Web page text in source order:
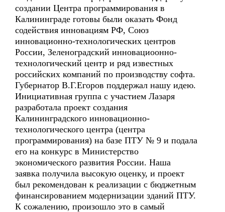
создании Центра программирования в
Калининграде готовы были оказать Фонд
содействия инновациям РФ, Союз
инновационно-технологических центров
России, Зеленоградский инновациоонно-
технологический центр и ряд известных
российских компаний по производству софта.
Губернатор В.Г.Егоров поддержал нашу идею.
Инициативная группа с участием Лазаря
разработала проект создания
Калининградского инновационно-
технологического центра (центра
программирования) на базе ПТУ № 9 и подала
его на конкурс в Министерство
экономического развития России. Наша
заявка получила высокую оценку, и проект
был рекомендован к реализации с бюджетным
финансированием модернизации зданий ПТУ.
К сожалению, произошло это в самый